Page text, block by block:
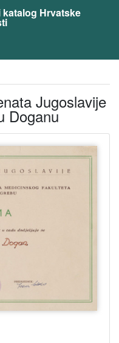
katalog Hrvatske
Jugoslavije
Doganu